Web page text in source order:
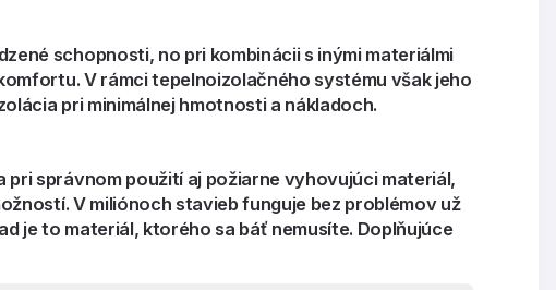
schopnosti, no pri kombinácii s inými materiálmi
V rámci tepelnoizolačného systému však jeho
pri minimálnej hmotnosti a nákladoch.
správnom použití aj požiarne vyhovujúci materiál,
V miliónoch stavieb funguje bez problémov už
je to materiál, ktorého sa báť nemusíte. Doplňujúce